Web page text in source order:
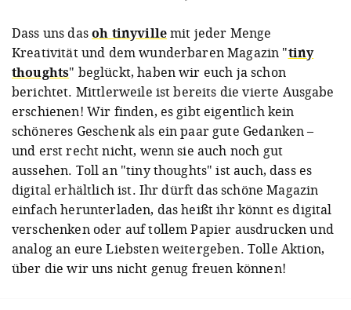
Dass uns dasoh tinyvillemit jeder Menge
Kreativität und dem wunderbaren Magazin "tiny
thoughts" beglückt, haben wir euch ja schon
berichtet. Mittlerweile ist bereits die vierte Ausgabe
erschienen! Wir finden, es gibt eigentlich kein
schöneres Geschenk als ein paar gute Gedanken –
und erst recht nicht, wenn sie auch noch gut
aussehen. Toll an "tiny thoughts" ist auch, dass es
digital erhältlich ist. Ihr dürft das schöne Magazin
einfach herunterladen, das heißt ihr könnt es digital
verschenken oder auf tollem Papier ausdrucken und
analog an eure Liebsten weitergeben. Tolle Aktion,
über die wir uns nicht genug freuen können!